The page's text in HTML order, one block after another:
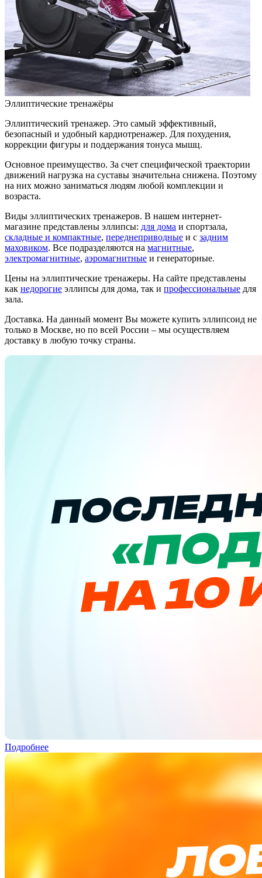
Эллиптические тренажёры
Эллиптический тренажер. Это самый эффективный,
безопасный и удобный кардиотренажер. Для похудения,
коррекции фигуры и поддержания тонуса мышц.
Основное преимущество. За счет специфической траектории
движений нагрузка на суставы значительна снижена. Поэтому
на них можно заниматься людям любой комплекции и
возраста.
Виды эллиптических тренажеров. В нашем интернет-
магазине представлены эллипсы: для дома и спортзала,
складные и компактные, переднеприводные и с задним
маховиком. Все подразделяются на магнитные,
электромагнитные, аэромагнитные и генераторные.
Цены на эллиптические тренажеры. На сайте представлены
как недорогие эллипсы для дома, так и профессиональные для
зала.
Доставка. На данный момент Вы можете купить эллипсоид не
только в Москве, но по всей России – мы осуществляем
доставку в любую точку страны.
Подробнее